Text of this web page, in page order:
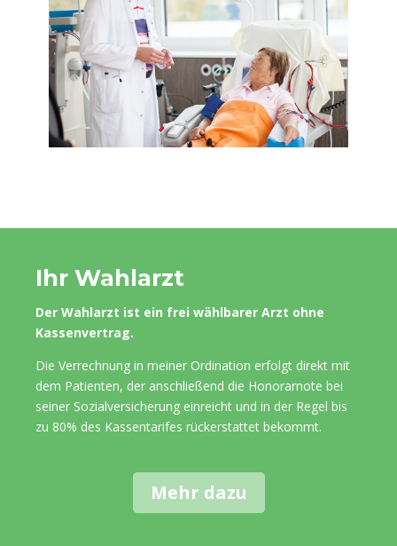
Ihr Wahlarzt
Der Wahlarzt ist ein frei wählbarer Arzt ohne
Kassenvertrag.
Die Verrechnung in meiner Ordination erfolgt direkt mit
dem Patienten, der anschließend die Honorarnote bei
seiner Sozialversicherung einreicht und in der Regel bis
zu 80% des Kassentarifes rückerstattet bekommt.
Mehr dazu